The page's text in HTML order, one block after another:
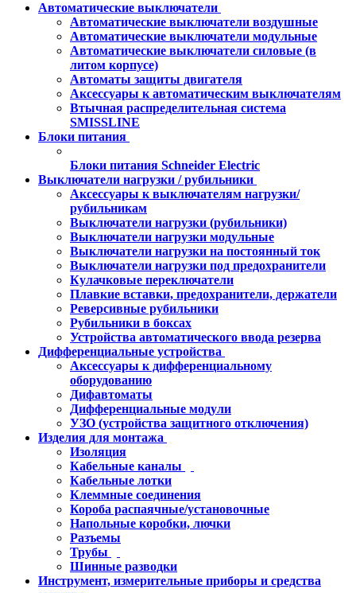
Автоматические выключатели
Автоматические выключатели воздушные
Автоматические выключатели модульные
Автоматические выключатели силовые (в
литом корпусе)
Автоматы защиты двигателя
Аксессуары к автоматическим выключателям
Втычная распределительная система
SMISSLINE
Блоки питания
Блоки питания Schneider Electric
Выключатели нагрузки / рубильники
Аксессуары к выключателям нагрузки/
рубильникам
Выключатели нагрузки (рубильники)
Выключатели нагрузки модульные
Выключатели нагрузки на постоянный ток
Выключатели нагрузки под предохранители
Кулачковые переключатели
Плавкие вставки, предохранители, держатели
Реверсивные рубильники
Рубильники в боксах
Устройства автоматического ввода резерва
Дифференциальные устройства
Аксессуары к дифференциальному
оборудованию
Дифавтоматы
Дифференциальные модули
УЗО (устройства защитного отключения)
Изделия для монтажа
Изоляция
Кабельные каналы
Кабельные лотки
Клеммные соединения
Короба распаячные/установочные
Напольные коробки, лючки
Разъемы
Трубы
Шинные разводки
Инструмент, измерительные приборы и средства